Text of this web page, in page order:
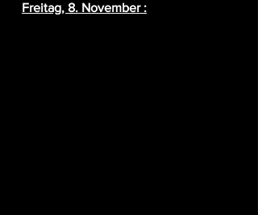
Freitag, 8. November :